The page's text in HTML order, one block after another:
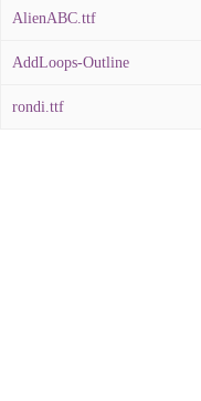
AlienABC.ttf
AddLoops-Outline
rondi.ttf